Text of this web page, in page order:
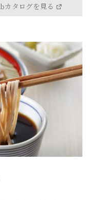
カタログを見る